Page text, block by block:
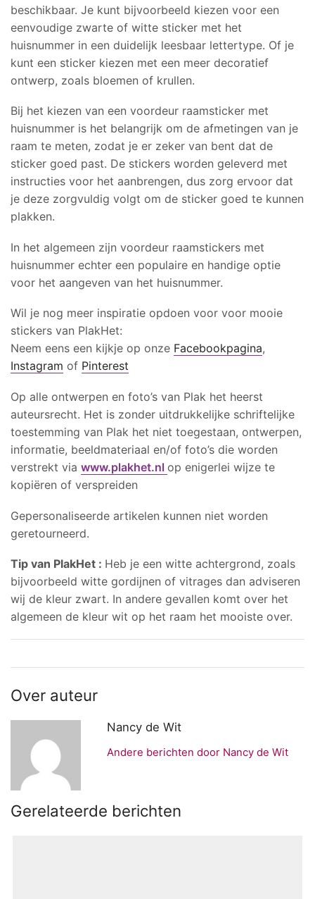
beschikbaar. Je kunt bijvoorbeeld kiezen voor een
eenvoudige zwarte of witte sticker met het
huisnummer in een duidelijk leesbaar lettertype. Of je
kunt een sticker kiezen met een meer decoratief
ontwerp, zoals bloemen of krullen.
Bij het kiezen van een voordeur raamsticker met
huisnummer is het belangrijk om de afmetingen van je
raam te meten, zodat je er zeker van bent dat de
sticker goed past. De stickers worden geleverd met
instructies voor het aanbrengen, dus zorg ervoor dat
je deze zorgvuldig volgt om de sticker goed te kunnen
plakken.
In het algemeen zijn voordeur raamstickers met
huisnummer echter een populaire en handige optie
voor het aangeven van het huisnummer.
Wil je nog meer inspiratie opdoen voor voor mooie
stickers van PlakHet:
Neem eens een kijkje op onze Facebookpagina,
Instagram of Pinterest
Op alle ontwerpen en foto’s van Plak het heerst
auteursrecht. Het is zonder uitdrukkelijke schriftelijke
toestemming van Plak het niet toegestaan, ontwerpen,
informatie, beeldmateriaal en/of foto’s die worden
verstrekt via www.plakhet.nl op enigerlei wijze te
kopiëren of verspreiden
Gepersonaliseerde artikelen kunnen niet worden
geretourneerd.
Tip van PlakHet : Heb je een witte achtergrond, zoals
bijvoorbeeld witte gordijnen of vitrages dan adviseren
wij de kleur zwart. In andere gevallen komt over het
algemeen de kleur wit op het raam het mooiste over.
Over auteur
Nancy de Wit
Andere berichten door Nancy de Wit
Gerelateerde berichten